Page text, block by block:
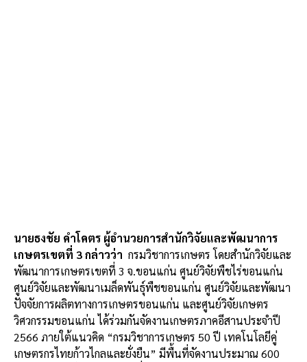
นายธงชัย คำโคตร ผู้อำนวยการสำนักวิจัยและพัฒนาการ
เกษตรเขตที่ 3กล่าวว่า กรมวิชาการเกษตร โดยสำนักวิจัยและ
พัฒนาการเกษตรเขตที่ 3 จ.ขอนแก่น ศูนย์วิจัยพืชไร่ขอนแก่น
ศูนย์วิจัยและพัฒนาเมล็ดพันธุ์พืชขอนแก่น ศูนย์วิจัยและพัฒนา
ปัจจัยการผลิตทางการเกษตรขอนแก่น และศูนย์วิจัยเกษตร
วิศวกรรมขอนแก่น ได้ร่วมกันจัดงานเกษตรภาคอีสานประจําปี
2566 ภายใต้แนวคิด “กรมวิชาการเกษตร 50 ปี เทคโนโลยีคู่
เกษตรกรไทยก้าวไกลและยั่งยืน” มีพื้นที่จัดงานประมาณ 600